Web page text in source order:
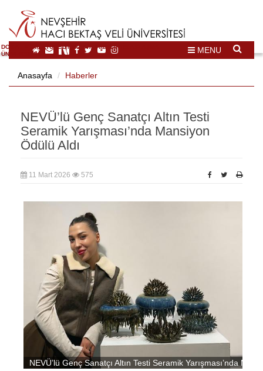
DOĞAL VE KÜLTÜREL MİRAS TURİZMİ İHTİSASLAŞMA
ÜNİVERSİTESİ
MENU
Anasayfa Haberler
NEVÜ’lü Genç Sanatçı Altın Testi
Seramik Yarışması’nda Mansiyon
Ödülü Aldı
11 Mart 2026 575
NEVÜ’lü Genç Sanatçı Altın Testi Seramik Yarışması’nda